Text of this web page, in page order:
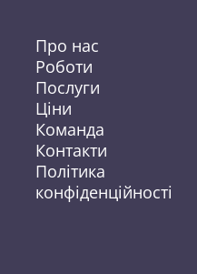
Про нас
Роботи
Послуги
Ціни
Команда
Контакти
Політика
конфіденційності